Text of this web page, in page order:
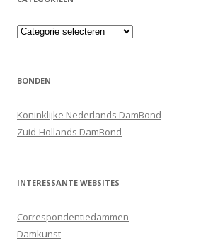
Categorieën
BONDEN
Koninklijke Nederlands DamBond
Zuid-Hollands DamBond
INTERESSANTE WEBSITES
Correspondentiedammen
Damkunst